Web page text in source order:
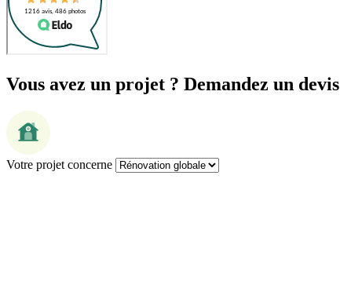
Vous avez un projet ? Demandez un devis
Votre projet concerne